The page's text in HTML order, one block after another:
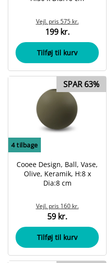
Vejl. pris575 kr.
199 kr.
Tilføj til kurv
4tilbage
SPAR 63%
Cooee Design, Ball, Vase,
Olive, Keramik, H:8 x
Dia:8 cm
Vejl. pris 160 kr.
59 kr.
Tilføj til kurv